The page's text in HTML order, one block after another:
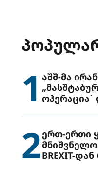
1 აშშ-მა
ოპერაცია`
2ერთ-ერთი
BREXIT-